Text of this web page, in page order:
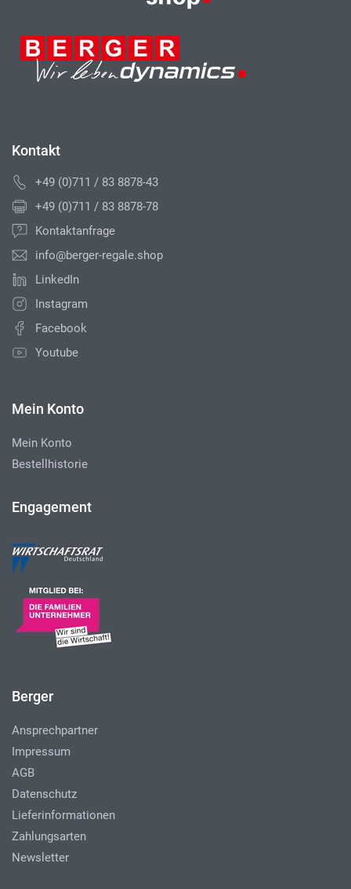
Kontakt
+49 (0)711 / 83 8878-43
+49 (0)711 / 83 8878-78
Kontaktanfrage
info@berger-regale.shop
LinkedIn
Instagram
Facebook
Youtube
Mein Konto
Mein Konto
Bestellhistorie
Engagement
Berger
Ansprechpartner
Impressum
AGB
Datenschutz
Lieferinformationen
Zahlungsarten
Newsletter